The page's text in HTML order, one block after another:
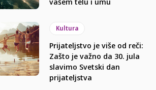
Kultura
Prijateljstvo je više od reči:
Zašto je važno da 30. jula
slavimo Svetski dan
prijateljstva